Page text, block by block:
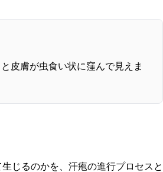
皮膚が虫食い状に窪んで見えま
じるのかを、汗疱の進行プロセスと